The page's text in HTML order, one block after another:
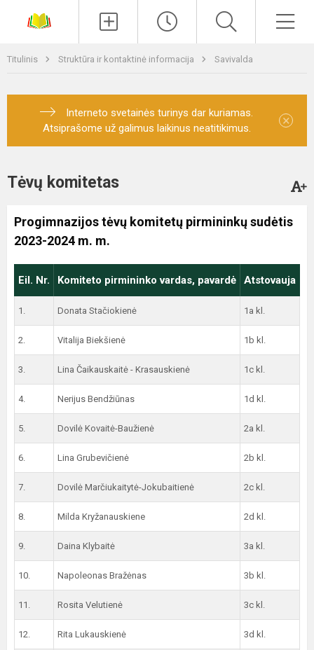
Titulinis Struktūra ir kontaktinė informacija Savivalda
Interneto svetainės turinys dar kuriamas.
Atsiprašome už galimus laikinus neatitikimus.
×
Tėvų komitetas
Progimnazijos tėvų komitetų pirmininkų sudėtis
2023-2024 m. m.
Eil. Nr. Komiteto pirmininko vardas, pavardė Atstovauja
1. Donata Stačiokienė 1a kl.
2. Vitalija Biekšienė 1b kl.
3. Lina Čaikauskaitė - Krasauskienė 1c kl.
4. Nerijus Bendžiūnas 1d kl.
5. Dovilė Kovaitė-Baužienė 2a kl.
6. Lina Grubevičienė 2b kl.
7. Dovilė Marčiukaitytė-Jokubaitienė 2c kl.
8. Milda Kryžanauskiene 2d kl.
9. Daina Klybaitė 3a kl.
10. Napoleonas Bražėnas 3b kl.
11. Rosita Velutienė 3c kl.
12. Rita Lukauskienė 3d kl.